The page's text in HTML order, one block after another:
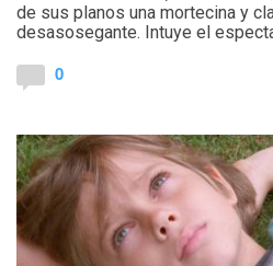
de sus planos una mortecina y
desasosegante. Intuye el
0